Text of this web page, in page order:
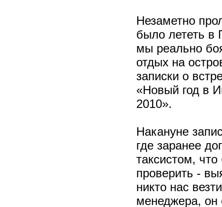
Незаметно
было лететь в
мы реально
отдых на
записки о
«Новый год в
2010».
Накануне
где заранее
таксистом,
проверить -
никто нас
менеджера, он